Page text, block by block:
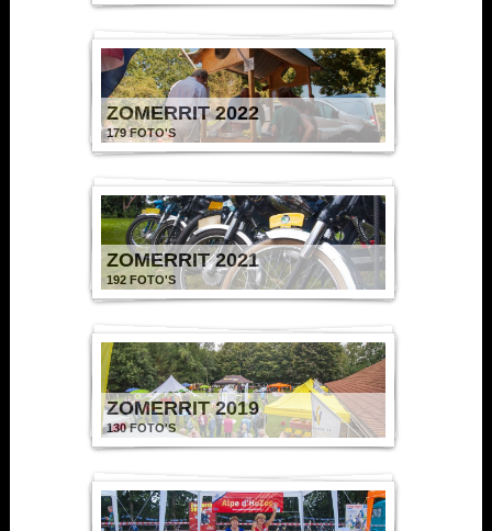
ZOMERRIT 2022
179 FOTO'S
ZOMERRIT 2021
192 FOTO'S
ZOMERRIT 2019
130 FOTO'S